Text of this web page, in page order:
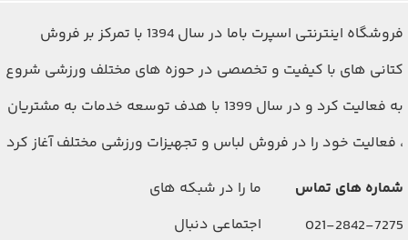
فروشگاه اینترنتی اسپرت باما در سال 1394 با تمرکز بر فروش
کتانی های با کیفیت و تخصصی در حوزه های مختلف ورزشی شروع
به فعالیت کرد و در سال 1399 با هدف توسعه خدمات به مشتریان
، فعالیت خود را در فروش لباس و تجهیزات ورزشی مختلف آغاز کرد
شماره های تماس
021-2842-7275
ما را در شبکه های
اجتماعی دنبال